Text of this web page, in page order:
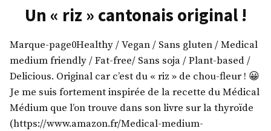
de
Bruxelles
!
Un « riz » cantonais original !
Marque-page0Healthy / Vegan / Sans gluten / Medical
medium friendly / Fat-free/ Sans soja / Plant-based /
Delicious. Original car c’est du « riz » de chou-fleur ! 😀
Je me suis fortement inspirée de la recette du Médical
Médium que l’on trouve dans son livre sur la thyroïde
(https://www.amazon.fr/Medical-medium-